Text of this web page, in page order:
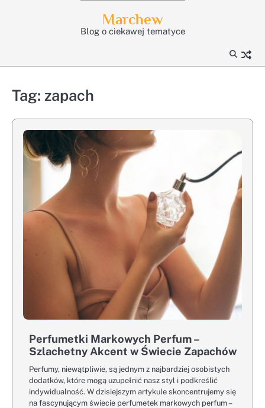
Marchew
Blog o ciekawej tematyce
Tag: zapach
Perfumetki Markowych Perfum –
Szlachetny Akcent w Świecie Zapachów
Perfumy, niewątpliwie, są jednym z najbardziej osobistych
dodatków, które mogą uzupełnić nasz styl i podkreślić
indywidualność. W dzisiejszym artykule skoncentrujemy się
na fascynującym świecie perfumetek markowych perfum –